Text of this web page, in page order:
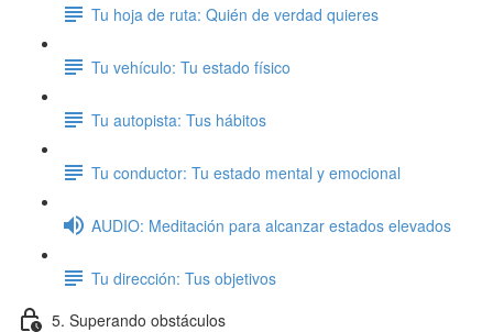
Tu hoja de ruta: Quién de verdad quieres
Tu vehículo: Tu estado físico
Tu autopista: Tus hábitos
Tu conductor: Tu estado mental y emocional
AUDIO: Meditación para alcanzar estados elevados
Tu dirección: Tus objetivos
5. Superando obstáculos